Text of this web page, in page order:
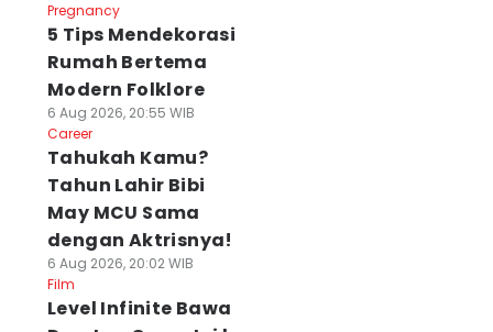
Pregnancy
5 Tips Mendekorasi
Rumah Bertema
Modern Folklore
6 Aug 2026, 20:55 WIB
Career
Tahukah Kamu?
Tahun Lahir Bibi
May MCU Sama
dengan Aktrisnya!
6 Aug 2026, 20:02 WIB
Film
Level Infinite Bawa